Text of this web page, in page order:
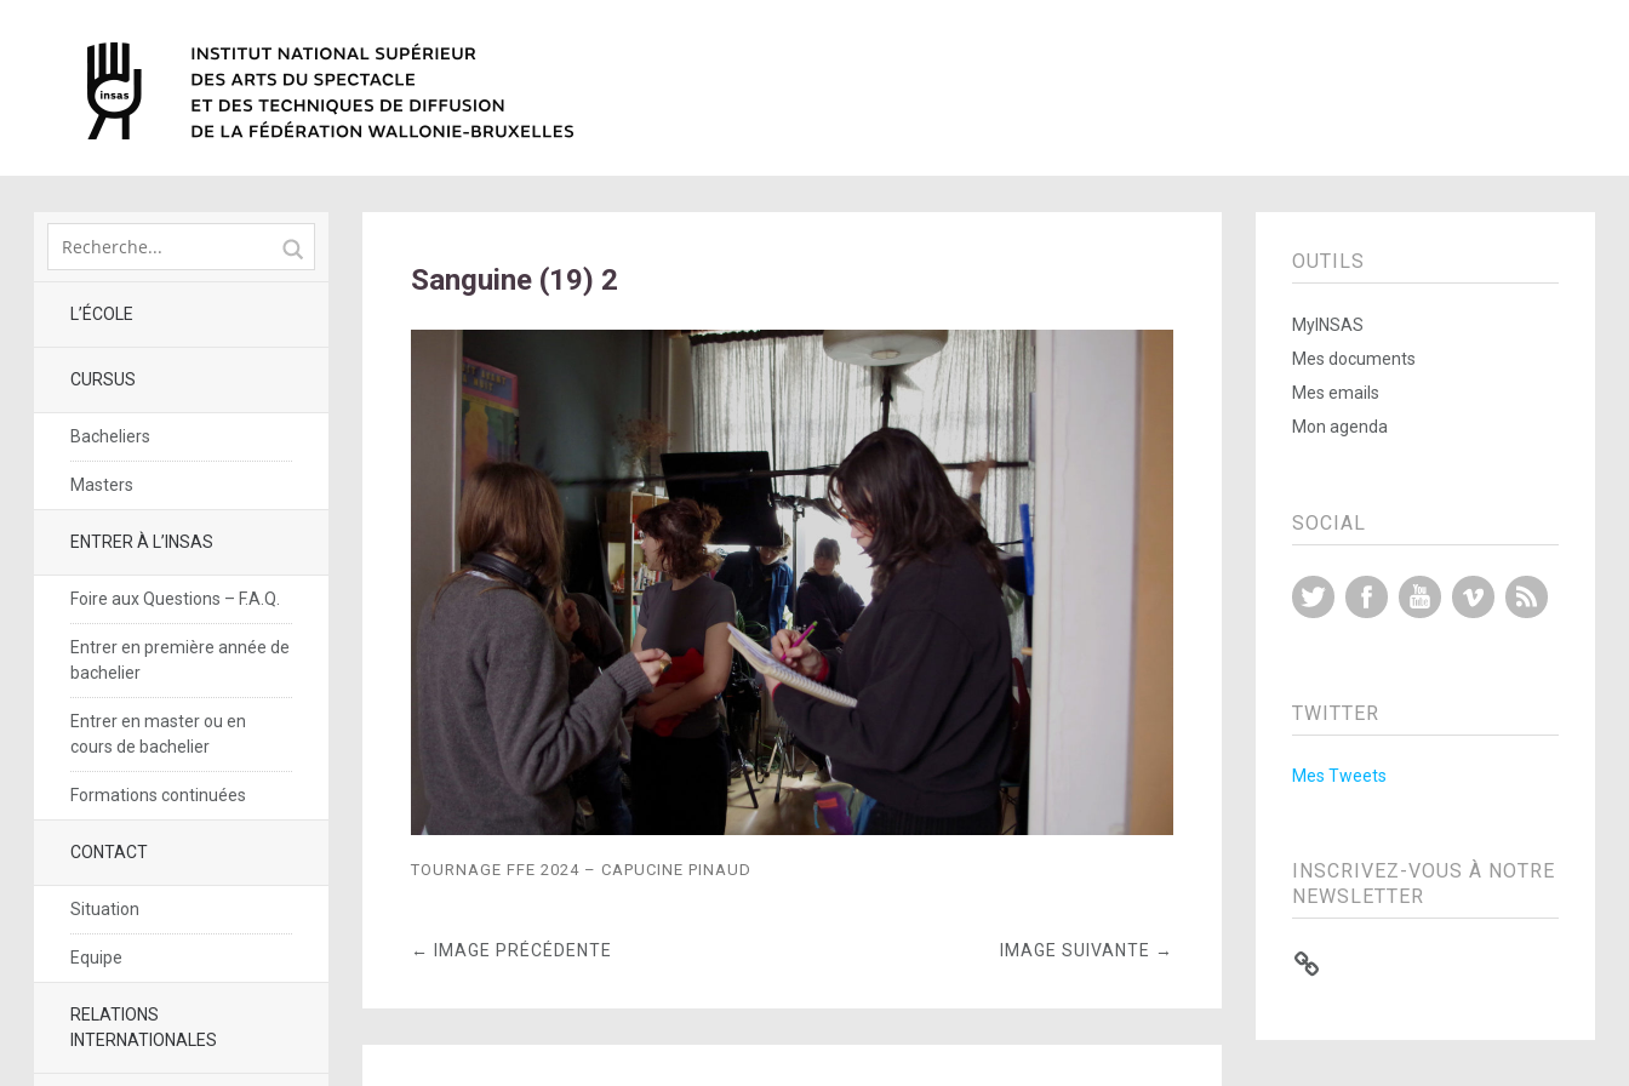
L’ÉCOLE
CURSUS
Bacheliers
Masters
ENTRER À L’INSAS
Foire aux Questions – F.A.Q.
Entrer en première année de
bachelier
Entrer en master ou en
cours de bachelier
Formations continuées
CONTACT
Situation
Equipe
RELATIONS
INTERNATIONALES
Sanguine (19) 2
TOURNAGE FFE 2024 – CAPUCINE PINAUD
← IMAGE PRÉCÉDENTE IMAGE SUIVANTE →
OUTILS
MyINSAS
Mes documents
Mes emails
Mon agenda
SOCIAL
Twitter FacebookYouTubeVimeo
TWITTER
Mes Tweets
INSCRIVEZ-VOUS À NOTRE
NEWSLETTER